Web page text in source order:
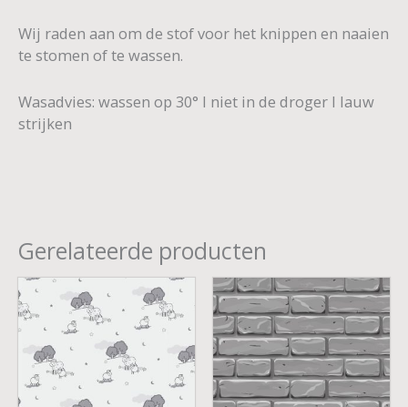
Wij raden aan om de stof voor het knippen en naaien
te stomen of te wassen.
Wasadvies: wassen op 30° I niet in de droger I lauw
strijken
Gerelateerde producten